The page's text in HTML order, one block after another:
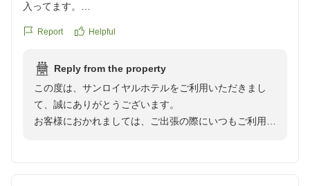
入ってます。
Report Helpful
Reply from the property
この度は、サンロイヤルホテルをご利用いただきまし
て、誠にありがとうございます。
お客様におかれましては、ご出張の際にいつもご利用い